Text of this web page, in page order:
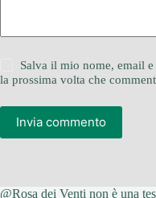
Salva il mio nome, email
la prossima volta che
Invia commento
@Rosa dei Venti non è una